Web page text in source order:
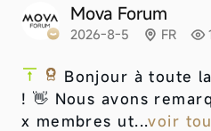
Mova Forum
2026-8-5 FR
Bonjour à toute
! 👋 Nous avons
x membres ut...voir